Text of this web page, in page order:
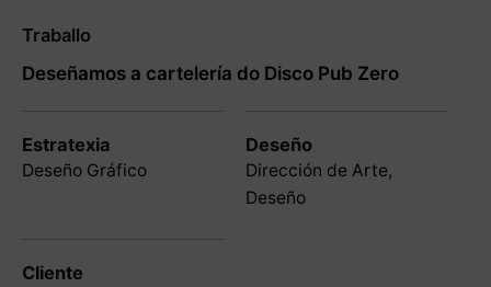
Traballo
Deseñamos a cartelería do Disco Pub Zero
Estratexia
Deseño Gráfico
Deseño
Dirección de Arte,
Deseño
Cliente